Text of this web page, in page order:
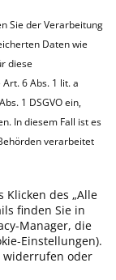
Futter...mehr
Sie der Verarbeitung
Daten wie
diese
6 Abs. 1 lit. a
1 DSGVO ein,
In diesem Fall ist es
verarbeitet
Klicken des „Alle
finden Sie in
Manager, die
Einstellungen).
widerrufen oder